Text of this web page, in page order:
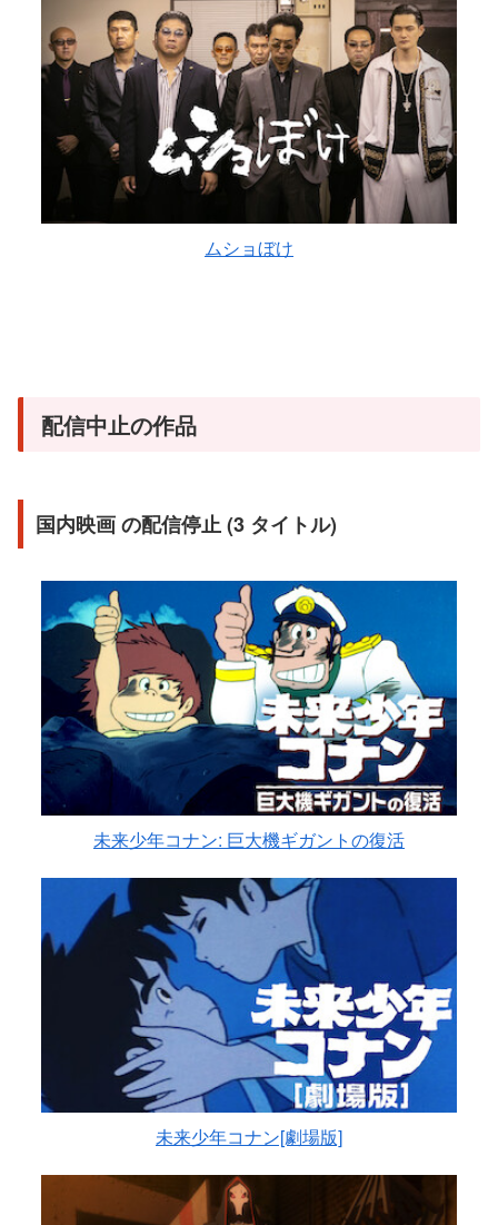
ムショぼけ
配信中止の作品
国内映画 の配信停止 (3 タイトル)
未来少年コナン: 巨大機ギガントの復活
未来少年コナン[劇場版]